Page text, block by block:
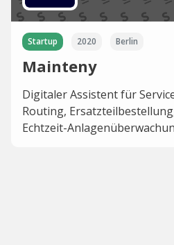
Startup 2020 Berlin
Mainteny
Digitaler Assistent für
Routing,
Echtzeit-